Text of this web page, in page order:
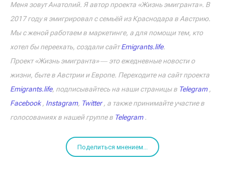
Меня зовут Анатолий. Я автор проекта «Жизнь эмигранта». В
2017 году я эмигрировал с семьёй из Краснодара в Австрию.
Мы с женой работаем в маркетинге, а для помощи тем, кто
хотел бы переехать, создали сайтEmigrants.life.
Проект «Жизнь эмигранта» ― это ежедневные новости о
жизни, быте в Австрии и Европе. Переходите на сайт проекта
Emigrants.life, подписывайтесь на наши страницы в Telegram,
Facebook, Instagram, Twitter, а также принимайте участие в
голосованиях в нашей группе в Telegram.
Поделиться мнением...